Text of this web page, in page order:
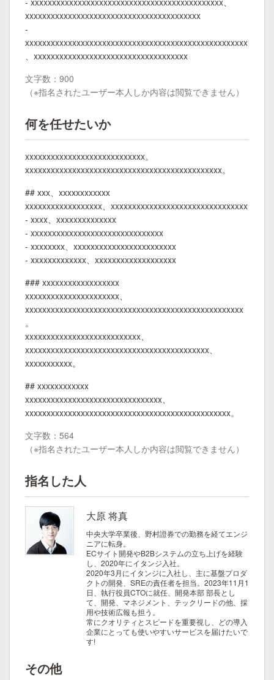
xxxxxxxxxxxxxxxxxxxxxxxxxxxxxxxxxxxxxxxxx
-
xxxxxxxxxxxxxxxxxxxxxxxxxxxxxxxxxxxxxxxxxxxxxxxxxxxx
、xxxxxxxxxxxxxxxxxxxxxxxxxxxxxxxxxxxx
文字数：900
（※指名されたユーザー本人しか内容は閲覧できません）
何を任せたいか
xxxxxxxxxxxxxxxxxxxxxxxxxxxx。
xxxxxxxxxxxxxxxxxxxxxxxxxxxxxxxxxxxxxxxxxxxxxx。
## xxx、xxxxxxxxxxxx
xxxxxxxxxxxxxxxxxx、xxxxxxxxxxxxxxxxxxxxxxxxxxxxxxxx
- xxxx、xxxxxxxxxxxxxx
- xxxxxxxxxxxxxxxxxxxxxxxxxxxxxxx
- xxxxxxxx、xxxxxxxxxxxxxxxxxxxxxxxx
- xxxxxxxxxxxxx、xxxxxxxxxxxxxxxxxxx
### xxxxxxxxxxxxxxxxxx
xxxxxxxxxxxxxxxxxxxxxx、
xxxxxxxxxxxxxxxxxxxxxxxxxxxxxxxxxxxxxxxxxxxxxxxxxxx
。
xxxxxxxxxxxxxxxxxxxxxxxxxxx、
xxxxxxxxxxxxxxxxxxxxxxxxxxxxxxxxxxxxxxxxxxx、
xxxxxxxxxxx。
## xxxxxxxxxxxx
xxxxxxxxxxxxxxxxxxxxxxxxxxxxxxxx、
xxxxxxxxxxxxxxxxxxxxxxxxxxxxxxxxxxxxxxxxxxxxxxxx。
文字数：564
（※指名されたユーザー本人しか内容は閲覧できません）
指名した人
大原 将真
中央大学卒業後、野村證券での勤務を経てエンジ
ニアに転身。
ECサイト開発やB2Bシステムの立ち上げを経験
し、2020年にイタンジ入社。
2020年3月にイタンジに入社し、主に基盤プロダ
クトの開発、SREの責任者を担当。2023年11⽉1
⽇、執⾏役員CTOに就任、開発本部 部長とし
て、開発、マネジメント、テックリードの他、採
⽤や技術広報も担う。
常にクオリティとスピードを重要視し、どの導入
企業にとっても使いやすいサービスを届けたいで
す!
その他